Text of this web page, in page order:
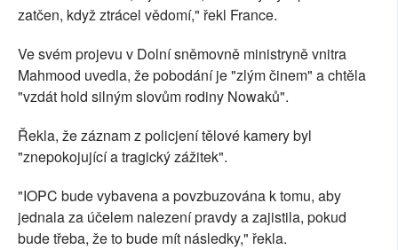
zatčen, když ztrácel vědomí," řekl France.
Ve svém projevu v Dolní sněmovně ministryně vnitra
Mahmood uvedla, že pobodání je "zlým činem" a chtěla
"vzdát hold silným slovům rodiny Nowaků".
Řekla, že záznam z policjení tělové kamery byl
"znepokojující a tragický zážitek".
"IOPC bude vybavena a povzbuzována k tomu, aby
jednala za účelem nalezení pravdy a zajistila, pokud
bude třeba, že to bude mít následky," řekla.